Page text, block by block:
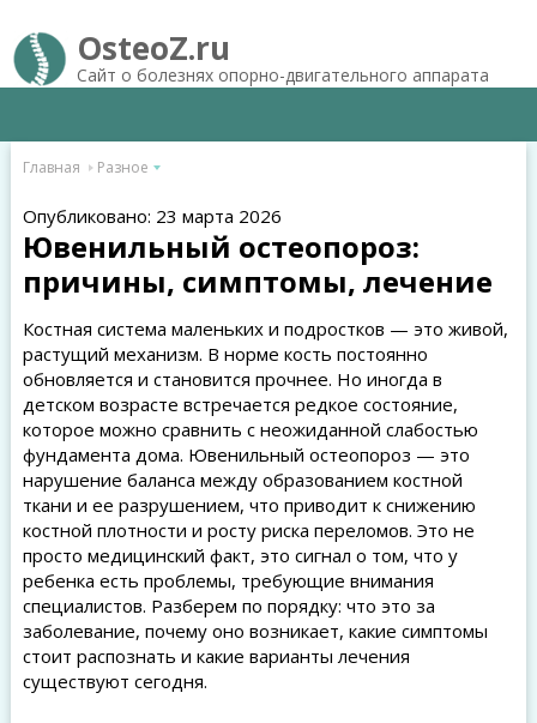
OsteoZ.ru
Сайт о болезнях опорно-двигательного аппарата
Главная Разное
Опубликовано: 23 марта 2026
Ювенильный остеопороз:
причины, симптомы, лечение
Костная система маленьких и подростков — это живой,
растущий механизм. В норме кость постоянно
обновляется и становится прочнее. Но иногда в
детском возрасте встречается редкое состояние,
которое можно сравнить с неожиданной слабостью
фундамента дома. Ювенильный остеопороз — это
нарушение баланса между образованием костной
ткани и ее разрушением, что приводит к снижению
костной плотности и росту риска переломов. Это не
просто медицинский факт, это сигнал о том, что у
ребенка есть проблемы, требующие внимания
специалистов. Разберем по порядку: что это за
заболевание, почему оно возникает, какие симптомы
стоит распознать и какие варианты лечения
существуют сегодня.